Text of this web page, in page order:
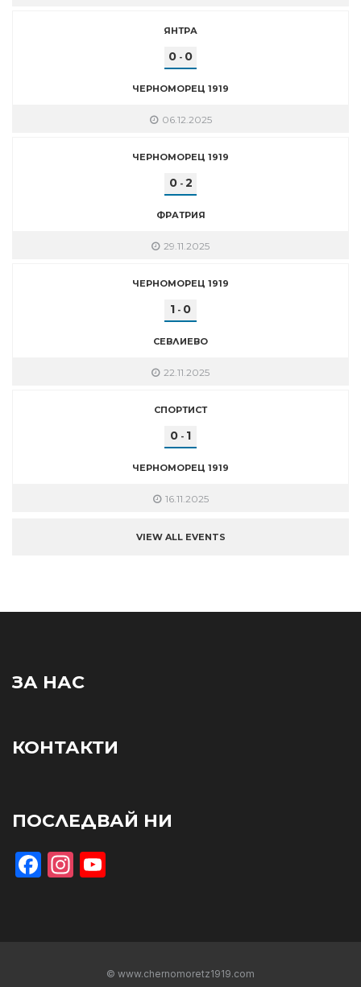
ЯНТРА
0 - 0
ЧЕРНОМОРЕЦ 1919
06.12.2025
ЧЕРНОМОРЕЦ 1919
0- 2
ФРАТРИЯ
29.11.2025
ЧЕРНОМОРЕЦ 1919
1 - 0
СЕВЛИЕВО
22.11.2025
СПОРТИСТ
0 - 1
ЧЕРНОМОРЕЦ 1919
16.11.2025
VIEW ALL EVENTS
ЗА НАС
КОНТАКТИ
ПОСЛЕДВАЙ НИ
Facebook
Instagram
© www.chernomoretz1919.com